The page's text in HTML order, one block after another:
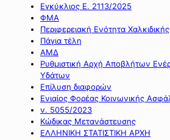
Εγκύκλιος Ε. 2113/2025
ΦΜΑ
Περιφερειακή Ενότητα Χαλκιδικής
Πάγια τέλη
ΑΜΔ
Ρυθμιστική Αρχή Αποβλήτων
Υδάτων
Επίλυση διαφορών
Ενιαίος Φορέας Κοινωνικής
ν. 5055/2023
Κώδικας Μετανάστευσης
ΕΛΛΗΝΙΚΗ ΣΤΑΤΙΣΤΙΚΗ ΑΡΧΗ